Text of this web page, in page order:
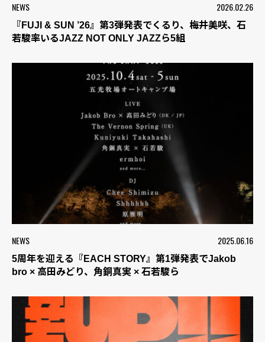
NEWS 2026.02.26
『FUJI & SUN ’26』第3弾発表でくるり、梅井美咲、石
若駿率いるJAZZ NOT ONLY JAZZら5組
NEWS 2025.06.16
5周年を迎える『EACH STORY』第1弾発表でJakob
bro × 高田みどり、角銅真実 × 石若駿ら